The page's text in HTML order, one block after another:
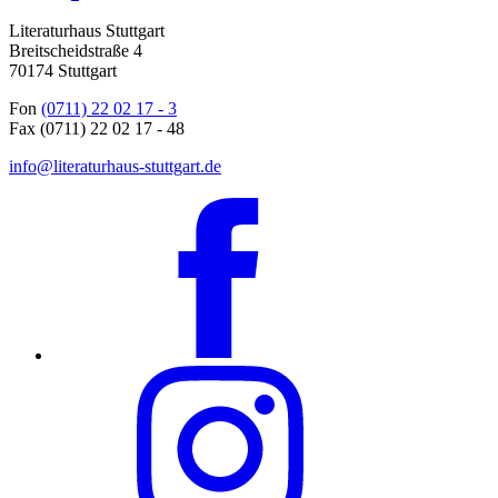
Literaturhaus Stuttgart
Breitscheidstraße 4
70174 Stuttgart
Fon (0711) 22 02 17 - 3
Fax (0711) 22 02 17 - 48
info@literaturhaus-stuttgart.de